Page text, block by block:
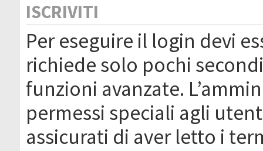
ISCRIVITI
Per eseguire il login devi
richiede solo pochi
funzioni avanzate.
permessi speciali agli
assicurati di aver letto i